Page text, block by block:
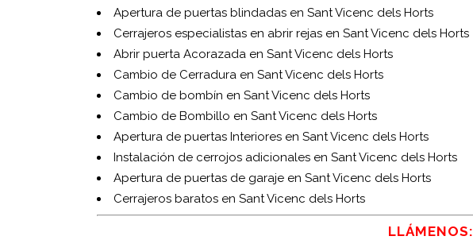
Apertura de puertas blindadas en Sant Vicenc dels Horts
Cerrajeros especialistas en abrir rejas en Sant Vicenc dels Horts
Abrir puerta Acorazada en Sant Vicenc dels Horts
Cambio de Cerradura en Sant Vicenc dels Horts
Cambio de bombín en Sant Vicenc dels Horts
Cambio de Bombillo en Sant Vicenc dels Horts
Apertura de puertas Interiores en Sant Vicenc dels Horts
Instalación de cerrojos adicionales en Sant Vicenc dels Horts
Apertura de puertas de garaje en Sant Vicenc dels Horts
Cerrajeros baratos en Sant Vicenc dels Horts
LLÁMENOS: